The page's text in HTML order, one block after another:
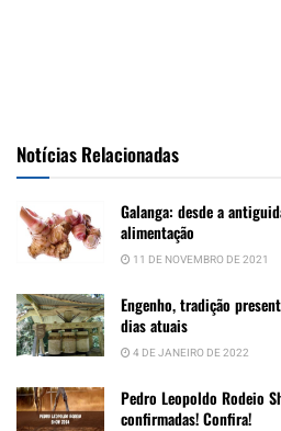
Notícias Relacionadas
Galanga: desde a
alimentação
11 DE NOVEMBRO DE 2021
Engenho, tradição
dias atuais
4 DE JANEIRO DE 2022
Pedro Leopoldo Rodeio
confirmadas! Confira!